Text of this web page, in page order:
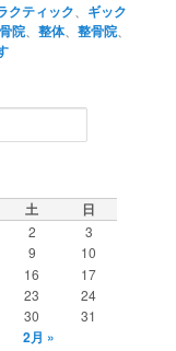
クティック
ギック
院 、整体、整骨院
土 日
2
3
9
10
16
17
23
24
30 31
2月 »